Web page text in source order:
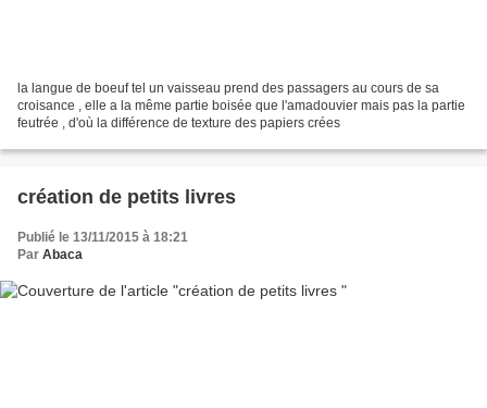
la langue de boeuf tel un vaisseau prend des passagers au cours de sa
croisance , elle a la même partie boisée que l'amadouvier mais pas la partie
feutrée , d'où la différence de texture des papiers crées
création de petits livres
Publié le 13/11/2015 à 18:21
Par Abaca